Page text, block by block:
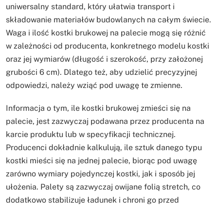
uniwersalny standard, który ułatwia transport i
składowanie materiałów budowlanych na całym świecie.
Waga i ilość kostki brukowej na palecie mogą się różnić
w zależności od producenta, konkretnego modelu kostki
oraz jej wymiarów (długość i szerokość, przy założonej
grubości 6 cm). Dlatego też, aby udzielić precyzyjnej
odpowiedzi, należy wziąć pod uwagę te zmienne.
Informacja o tym, ile kostki brukowej zmieści się na
palecie, jest zazwyczaj podawana przez producenta na
karcie produktu lub w specyfikacji technicznej.
Producenci dokładnie kalkulują, ile sztuk danego typu
kostki mieści się na jednej palecie, biorąc pod uwagę
zarówno wymiary pojedynczej kostki, jak i sposób jej
ułożenia. Palety są zazwyczaj owijane folią stretch, co
dodatkowo stabilizuje ładunek i chroni go przed